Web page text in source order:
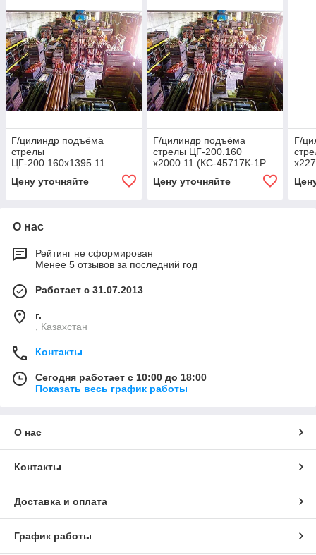
Г/цилиндр подъёма
стрелы
ЦГ-200.160х1395.11
(Ц51.000, КС-4572.63.400-
01-1)Г/цилиндр подъёма
Цену уточняйте
Г/цилиндр подъёма
стрелы ЦГ-200.160
х2000.11 (КС-45717К-1Р
Цену уточняйте
Г/
О нас
Рейтинг не сформирован
Менее 5 отзывов за последний год
Работает с 31.07.2013
г.
, Казахстан
Контакты
Сегодня работает с 10:00 до 18:00
Показать весь график работы
О нас
Контакты
Доставка и оплата
График работы